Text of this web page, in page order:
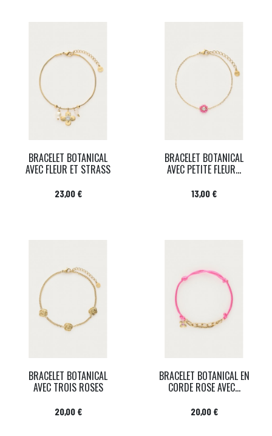
BRACELET BOTANICAL
AVEC FLEUR ET STRASS
Prix
23,00 €
BRACELET BOTANICAL
AVEC PETITE FLEUR...
Prix
13,00 €
BRACELET BOTANICAL
AVEC TROIS ROSES
Prix
20,00 €
BRACELET BOTANICAL EN
CORDE ROSE AVEC...
Prix
20,00 €